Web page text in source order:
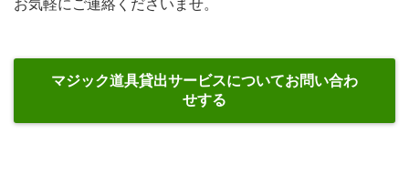
お気軽にご連絡くださいませ。
マジック道具貸出サービスについてお問い合わ
せする